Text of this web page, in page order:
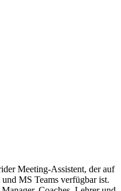
Meeting-Assistent, der auf
MS Teams verfügbar ist.